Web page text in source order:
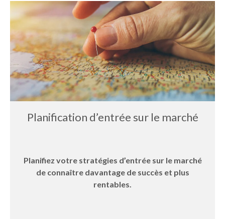
Planification d’entrée sur le marché
Planifiez votre stratégies d’entrée sur le marché
de connaître davantage de succès et plus
rentables.